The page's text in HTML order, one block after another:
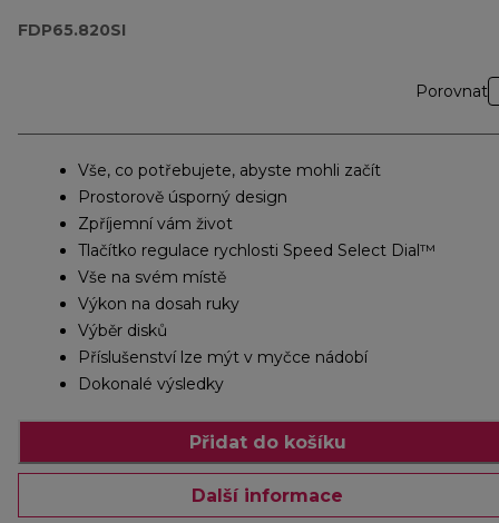
FDP65.820SI
Porovnat
Vše, co potřebujete, abyste mohli začít
Prostorově úsporný design
Zpříjemní vám život
Tlačítko regulace rychlosti Speed Select Dial™
Vše na svém místě
Výkon na dosah ruky
Výběr disků
Příslušenství lze mýt v myčce nádobí
Dokonalé výsledky
Přidat do košíku
Další informace